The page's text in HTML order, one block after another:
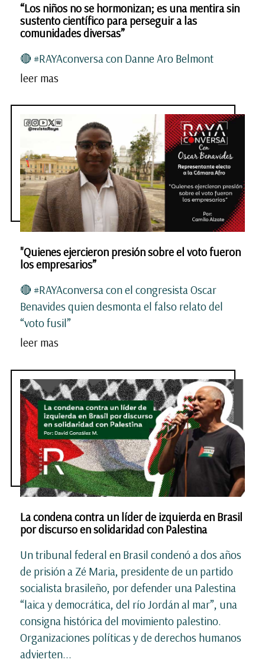
“Los niños no se hormonizan; es una mentira sin
sustento científico para perseguir a las
comunidades diversas”
🔴 #RAYAconversa con Danne Aro Belmont
leer mas
"Quienes ejercieron presión sobre el voto fueron
los empresarios”
🔴 #RAYAconversa con el congresista Oscar
Benavides quien desmonta el falso relato del
“voto fusil”
leer mas
La condena contra un líder de izquierda en Brasil
por discurso en solidaridad con Palestina
Un tribunal federal en Brasil condenó a dos años
de prisión a Zé Maria, presidente de un partido
socialista brasileño, por defender una Palestina
“laica y democrática, del río Jordán al mar”, una
consigna histórica del movimiento palestino.
Organizaciones políticas y de derechos humanos
advierten...